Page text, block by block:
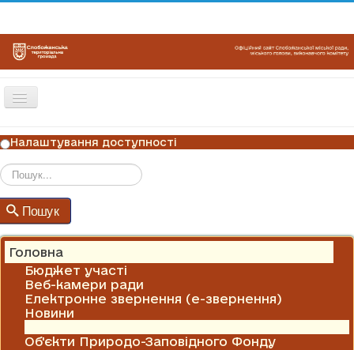
Перемикач
ГОЛОВНА
НОВИНИ
ОГОЛОШЕННЯ
ГРАФІКИ ПРИЙОМУ
КОНТАКТИ
Налаштування доступності
Пошук
Головна
Бюджет участі
Веб-камери ради
Електронне звернення (е-звернення)
Новини
Об'єкти Природо-Заповідного Фонду